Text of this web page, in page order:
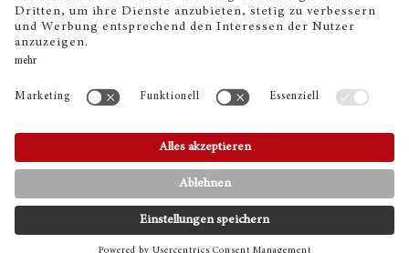
Haftungsausschluss
Cookie Zustimmung